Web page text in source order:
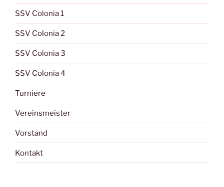
SSV Colonia 1
SSV Colonia 2
SSV Colonia 3
SSV Colonia 4
Turniere
Vereinsmeister
Vorstand
Kontakt